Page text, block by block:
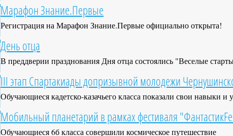
Марафон Знание.Первые
Регистрация на Марафон Знание.Первые официально открыта!
День отца
В преддверии празднования Дня отца состоялись "Веселые
III этап Спартакиады допризывной молодежи
Обучающиеся кадетско-казачьего класса показали свои навыки и
Мобильный планетарий в рамках фестиваля
Обучающиеся 6б класса совершили космическое путешествие